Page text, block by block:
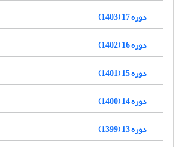
دوره 17 (1403)
دوره 16 (1402)
دوره 15 (1401)
دوره 14 (1400)
دوره 13 (1399)